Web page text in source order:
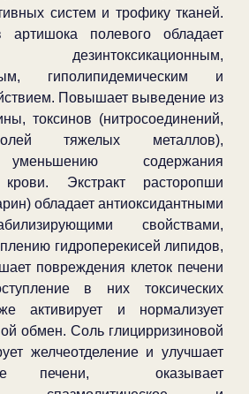
систем и трофику тканей.
артишока полевого обладает
дезинтоксикационным,
гиполипидемическим и
Повышает выведение из
токсинов (нитросоединений,
тяжелых металлов),
уменьшению содержания
Экстракт расторопши
обладает антиоксидантными
свойствами,
гидроперекисей липидов,
повреждения клеток печени
в них токсических
активирует и нормализует
обмен. Соль глицирризиновой
желчеотделение и улучшает
печени, оказывает